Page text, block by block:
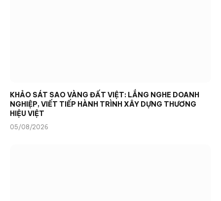
KHẢO SÁT SAO VÀNG ĐẤT VIỆT: LẮNG NGHE DOANH
NGHIỆP, VIẾT TIẾP HÀNH TRÌNH XÂY DỰNG THƯƠNG
HIỆU VIỆT
05/08/2026